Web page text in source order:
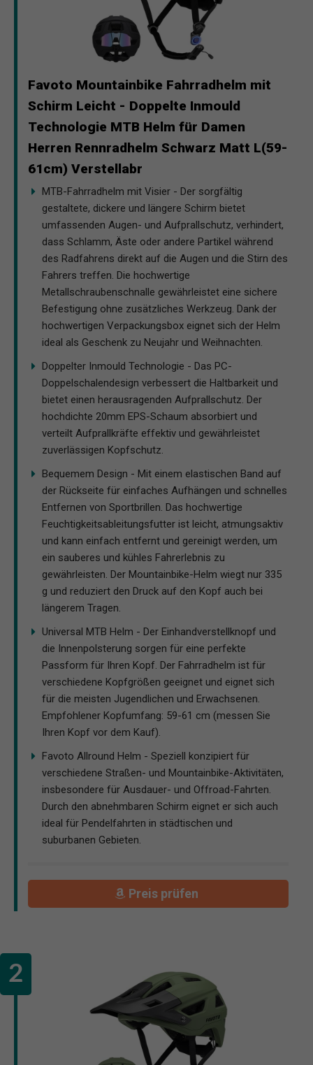
Favoto Mountainbike Fahrradhelm mit
Schirm Leicht - Doppelte Inmould
Technologie MTB Helm für Damen
Herren Rennradhelm Schwarz Matt L(59-
61cm) Verstellabr
MTB-Fahrradhelm mit Visier - Der sorgfältig
gestaltete, dickere und längere Schirm bietet
umfassenden Augen- und Aufprallschutz, verhindert,
dass Schlamm, Äste oder andere Partikel während
des Radfahrens direkt auf die Augen und die Stirn des
Fahrers treffen. Die hochwertige
Metallschraubenschnalle gewährleistet eine sichere
Befestigung ohne zusätzliches Werkzeug. Dank der
hochwertigen Verpackungsbox eignet sich der Helm
ideal als Geschenk zu Neujahr und Weihnachten.
Doppelter Inmould Technologie - Das PC-
Doppelschalendesign verbessert die Haltbarkeit und
bietet einen herausragenden Aufprallschutz. Der
hochdichte 20mm EPS-Schaum absorbiert und
verteilt Aufprallkräfte effektiv und gewährleistet
zuverlässigen Kopfschutz.
Bequemem Design - Mit einem elastischen Band auf
der Rückseite für einfaches Aufhängen und schnelles
Entfernen von Sportbrillen. Das hochwertige
Feuchtigkeitsableitungsfutter ist leicht, atmungsaktiv
und kann einfach entfernt und gereinigt werden, um
ein sauberes und kühles Fahrerlebnis zu
gewährleisten. Der Mountainbike-Helm wiegt nur 335
g und reduziert den Druck auf den Kopf auch bei
längerem Tragen.
Universal MTB Helm - Der Einhandverstellknopf und
die Innenpolsterung sorgen für eine perfekte
Passform für Ihren Kopf. Der Fahrradhelm ist für
verschiedene Kopfgrößen geeignet und eignet sich
für die meisten Jugendlichen und Erwachsenen.
Empfohlener Kopfumfang: 59-61 cm (messen Sie
Ihren Kopf vor dem Kauf).
Favoto Allround Helm - Speziell konzipiert für
verschiedene Straßen- und Mountainbike-Aktivitäten,
insbesondere für Ausdauer- und Offroad-Fahrten.
Durch den abnehmbaren Schirm eignet er sich auch
ideal für Pendelfahrten in städtischen und
suburbanen Gebieten.
Preis prüfen